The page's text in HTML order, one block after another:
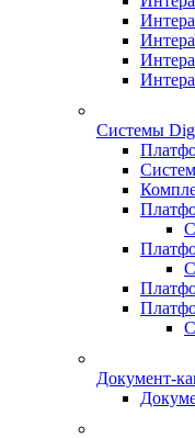
Системы
Документ-